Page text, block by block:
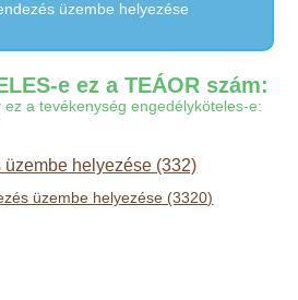
üzembe helyezése
e ez a TEÁOR szám:
ez a tevékenység engedélyköteles-e:
helyezése (332)
üzembe helyezése (3320)